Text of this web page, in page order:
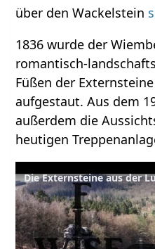
über den Wackelstein
1836 wurde der
romantisch-
Füßen der
aufgestaut. Aus dem
außerdem die
heutigen
Die Externsteine aus der